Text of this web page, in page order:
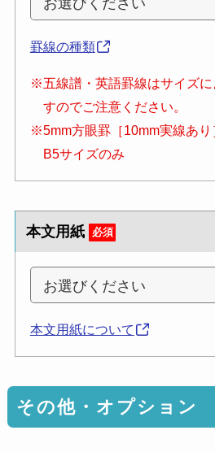
罫線の種類
※五線譜・英語罫線はサイズに
すのでご注意ください。
※5mm方眼罫［10mm実線あり
B5サイズのみ
本文用紙 必須
本文用紙について
その他・オプション